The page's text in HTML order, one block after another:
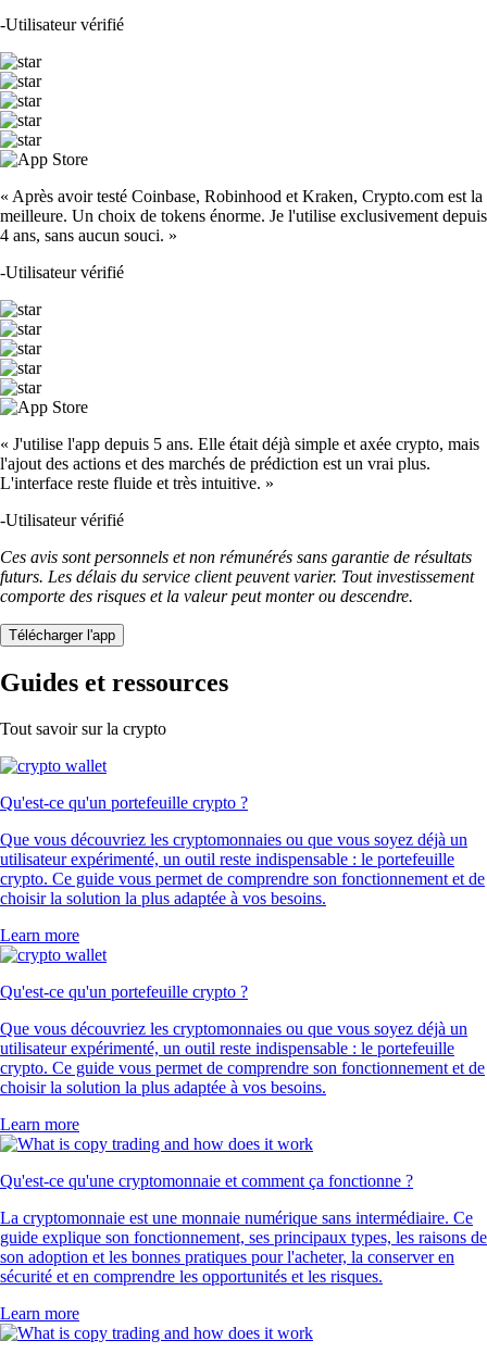
-Utilisateur vérifié
« Après avoir testé Coinbase, Robinhood et Kraken, Crypto.com est la
meilleure. Un choix de tokens énorme. Je l'utilise exclusivement depuis
4 ans, sans aucun souci. »
-Utilisateur vérifié
« J'utilise l'app depuis 5 ans. Elle était déjà simple et axée crypto, mais
l'ajout des actions et des marchés de prédiction est un vrai plus.
L'interface reste fluide et très intuitive. »
-Utilisateur vérifié
Ces avis sont personnels et non rémunérés sans garantie de résultats
futurs. Les délais du service client peuvent varier. Tout investissement
comporte des risques et la valeur peut monter ou descendre.
Télécharger l'app
Guides et ressources
Tout savoir sur la crypto
Qu'est-ce qu'un portefeuille crypto ?
Que vous découvriez les cryptomonnaies ou que vous soyez déjà un
utilisateur expérimenté, un outil reste indispensable : le portefeuille
crypto. Ce guide vous permet de comprendre son fonctionnement et de
choisir la solution la plus adaptée à vos besoins.
Learn more
Qu'est-ce qu'un portefeuille crypto ?
Que vous découvriez les cryptomonnaies ou que vous soyez déjà un
utilisateur expérimenté, un outil reste indispensable : le portefeuille
crypto. Ce guide vous permet de comprendre son fonctionnement et de
choisir la solution la plus adaptée à vos besoins.
Learn more
Qu'est-ce qu'une cryptomonnaie et comment ça fonctionne ?
La cryptomonnaie est une monnaie numérique sans intermédiaire. Ce
guide explique son fonctionnement, ses principaux types, les raisons de
son adoption et les bonnes pratiques pour l'acheter, la conserver en
sécurité et en comprendre les opportunités et les risques.
Learn more